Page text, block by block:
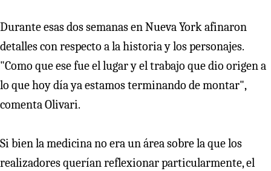
Durante esas dos semanas en Nueva York afinaron
detalles con respecto a la historia y los personajes.
"Como que ese fue el lugar y el trabajo que dio origen a
lo que hoy día ya estamos terminando de montar",
comenta Olivari.
Si bien la medicina no era un área sobre la que los
realizadores querían reflexionar particularmente, el